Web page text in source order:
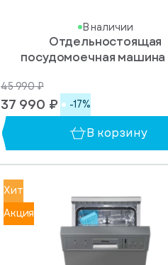
В наличии
Отдельностоящая
посудомоечная машина
45 990 ₽
37 990 ₽ -17%
В корзину
Хит
Акция